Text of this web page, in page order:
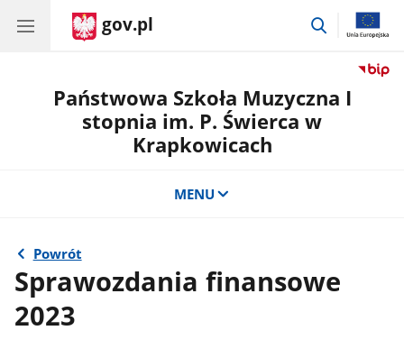
gov.pl
przejdź
Państwowa Szkoła Muzyczna I
stopnia im. P. Świerca w
Krapkowicach
MENU
Powrót
Sprawozdania finansowe
2023